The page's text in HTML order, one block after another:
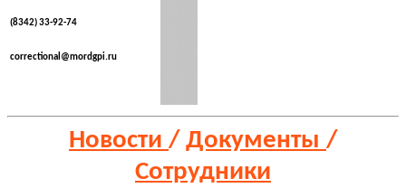
(8342) 33-92-74
correctional@mordgpi.ru
Новости / Документы /
Сотрудники